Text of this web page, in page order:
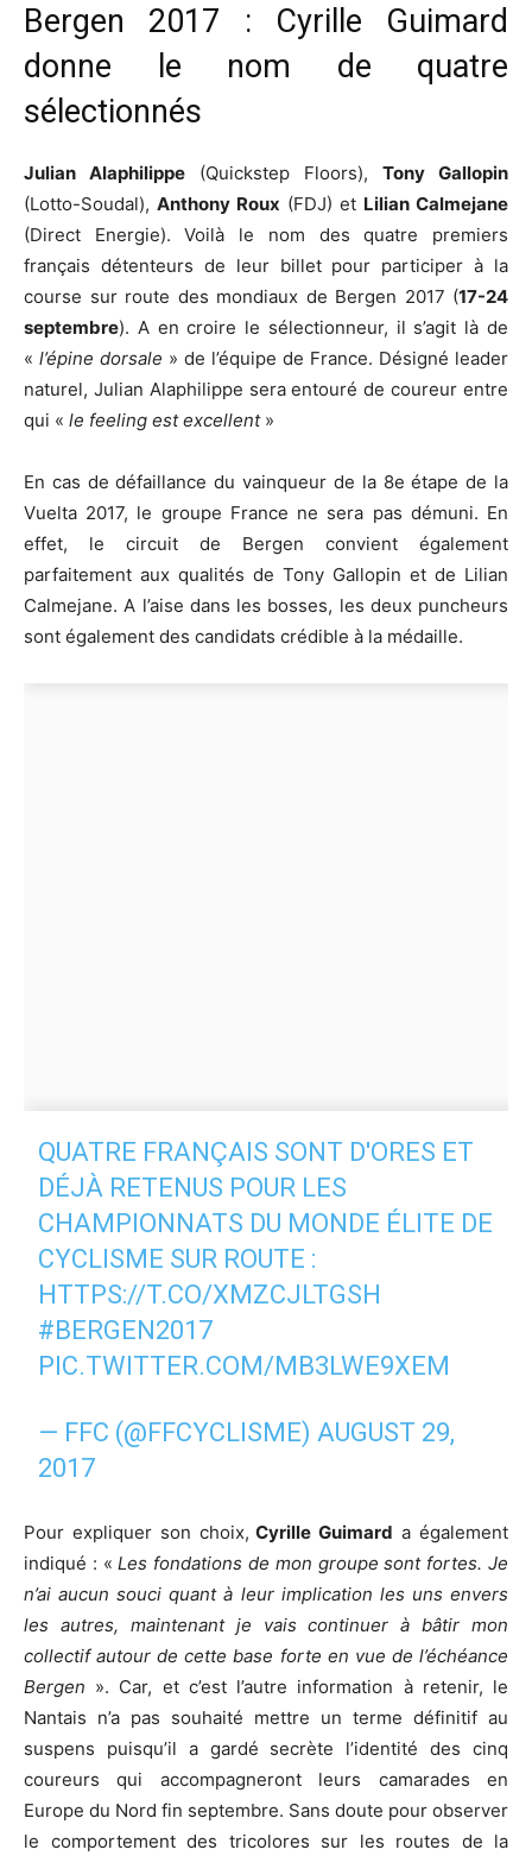
Bergen 2017 : Cyrille Guimard
donne le nom de quatre
sélectionnés
Julian Alaphilippe (Quickstep Floors), Tony Gallopin
(Lotto-Soudal), Anthony Roux (FDJ) et Lilian Calmejane
(Direct Energie). Voilà le nom des quatre premiers
français détenteurs de leur billet pour participer à la
course sur route des mondiaux de Bergen 2017 (17-24
septembre). A en croire le sélectionneur, il s’agit là de
« l’épine dorsale » de l’équipe de France. Désigné leader
naturel, Julian Alaphilippe sera entouré de coureur entre
qui « le feeling est excellent »
En cas de défaillance du vainqueur de la 8e étape de la
Vuelta 2017, le groupe France ne sera pas démuni. En
effet, le circuit de Bergen convient également
parfaitement aux qualités de Tony Gallopin et de Lilian
Calmejane. A l’aise dans les bosses, les deux puncheurs
sont également des candidats crédible à la médaille.
QUATRE FRANÇAIS SONT D'ORES ET
DÉJÀ RETENUS POUR LES
CHAMPIONNATS DU MONDE ÉLITE DE
CYCLISME SUR ROUTE :
HTTPS://T.CO/XMZCJLTGSH
#BERGEN2017
PIC.TWITTER.COM/MB3LWE9XEM
— FFC (@FFCYCLISME) AUGUST 29,
2017
Pour expliquer son choix, Cyrille Guimard a également
indiqué : «Les fondations de mon groupe sont fortes. Je
n’ai aucun souci quant à leur implication les uns envers
les autres, maintenant je vais continuer à bâtir mon
collectif autour de cette base forte en vue de l’échéance
Bergen ». Car, et c’est l’autre information à retenir, le
Nantais n’a pas souhaité mettre un terme définitif au
suspens puisqu’il a gardé secrète l’identité des cinq
coureurs qui accompagneront leurs camarades en
Europe du Nord fin septembre. Sans doute pour observer
le comportement des tricolores sur les routes de la